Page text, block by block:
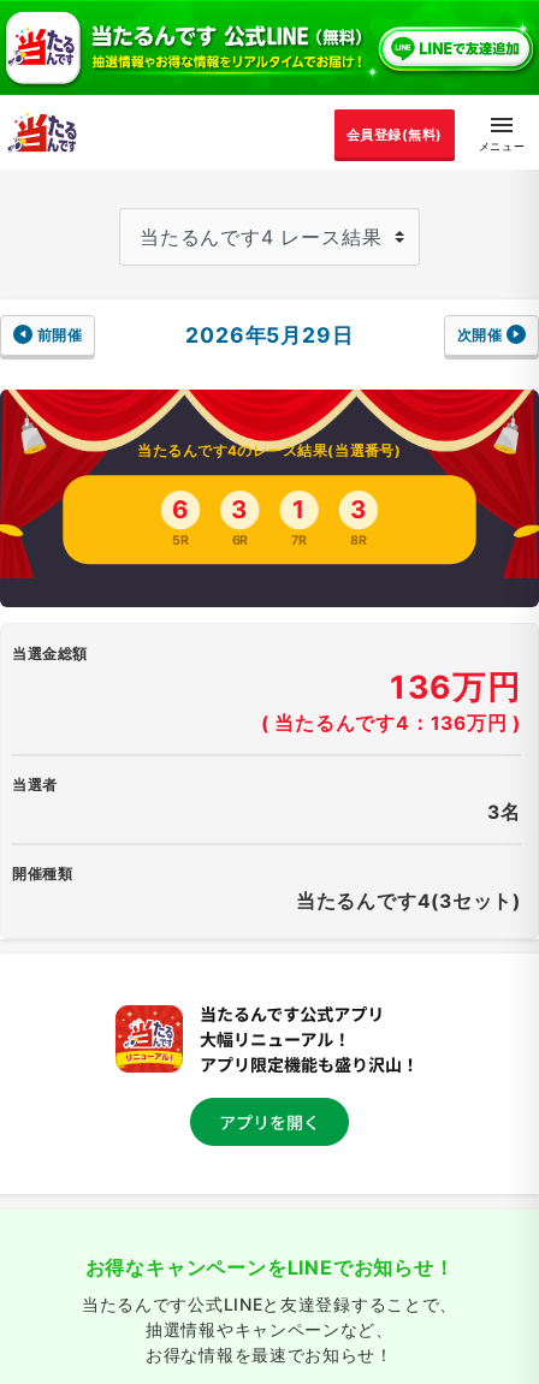
会員登録(無料)
前開催 2026年5月29日 次開催
当たるんです4のレース結果(当選番号)
6
5R
3
6R
1
7R
3
8R
当選金総額
136万円
( 当たるんです4：136万円 )
当選者
3名
開催種類
当たるんです4(3セット)
お得なキャンペーンをLINEでお知らせ！
当たるんです公式LINEと友達登録することで、
抽選情報やキャンペーンなど、
お得な情報を最速でお知らせ！